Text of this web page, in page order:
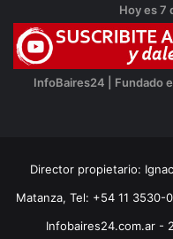
Hoy es 7
InfoBaires24 | Fundado
Director propietario:
Matanza, Tel: +54 11
Infobaires24.com.ar -